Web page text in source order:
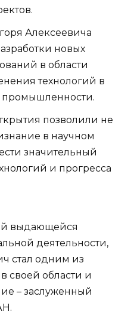
Алексеевича
новых
в области
технологий в
промышленности.
позволили не
в научном
значительный
и прогресса
выдающейся
деятельности,
стал одним из
своей области и
– заслуженный